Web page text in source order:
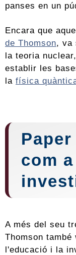
panses en un
Encara que
de Thomson, va
la teoria
establir les
la física
com
A més del seu
Thomson
l'educació i la